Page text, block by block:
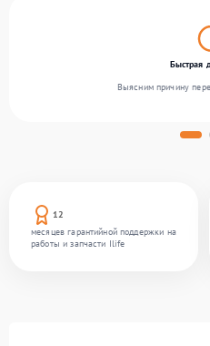
12
месяцев гарантийной поддержки на
работы и запчасти Ilife
Быстрая
Выясним причину